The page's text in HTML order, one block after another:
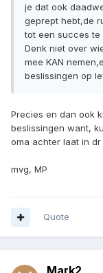
je dat ook
geprept hebt,de
tot een succes te
Denk niet over
mee KAN
beslissingen op
Precies en dan ook
beslissingen want,
oma achter laat in dr
mvg, MP
Quote